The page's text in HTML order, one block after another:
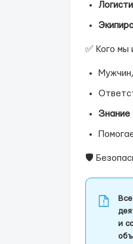
✅ Кого мы
Знание
🛡️
и